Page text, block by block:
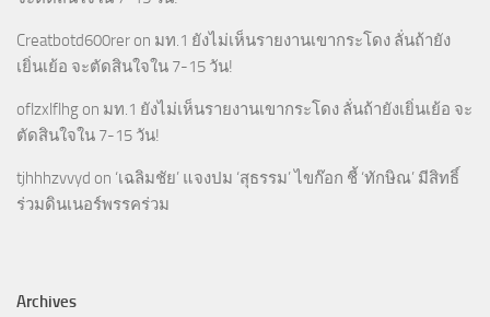
Creatbotd600rer on มท.1 ยังไม่เห็นรายงานเขากระโดง ลั่นถ้ายัง
เยิ่นเย้อ จะตัดสินใจใน 7-15 วัน!
oflzxlflhg on มท.1 ยังไม่เห็นรายงานเขากระโดง ลั่นถ้ายังเยิ่นเย้อ จะ
ตัดสินใจใน 7-15 วัน!
tjhhhzvvyd on ‘เฉลิมชัย’ แจงปม ‘สุธรรม’ ไขก๊อก ชี้ ‘ทักษิณ’ มีสิทธิ์
ร่วมดินเนอร์พรรคร่วม
Archives